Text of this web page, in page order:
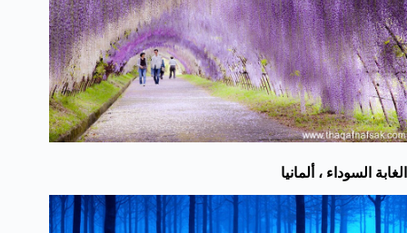
الغابة السوداء ، ألمانيا